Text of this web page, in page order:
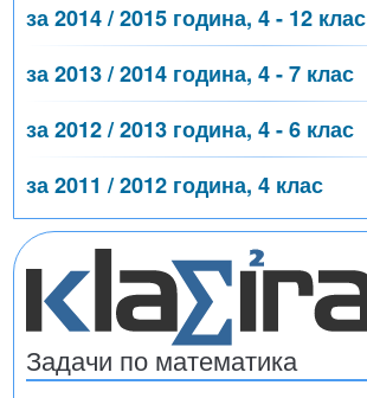
за 2014 / 2015 година, 4 - 12 клас
за 2013 / 2014 година, 4 - 7 клас
за 2012 / 2013 година, 4 - 6 клас
за 2011 / 2012 година, 4 клас
Задачи по математика